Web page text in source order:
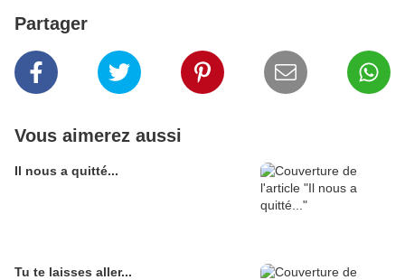
Partager
Vous aimerez aussi
Il nous a quitté...
Tu te laisses aller...